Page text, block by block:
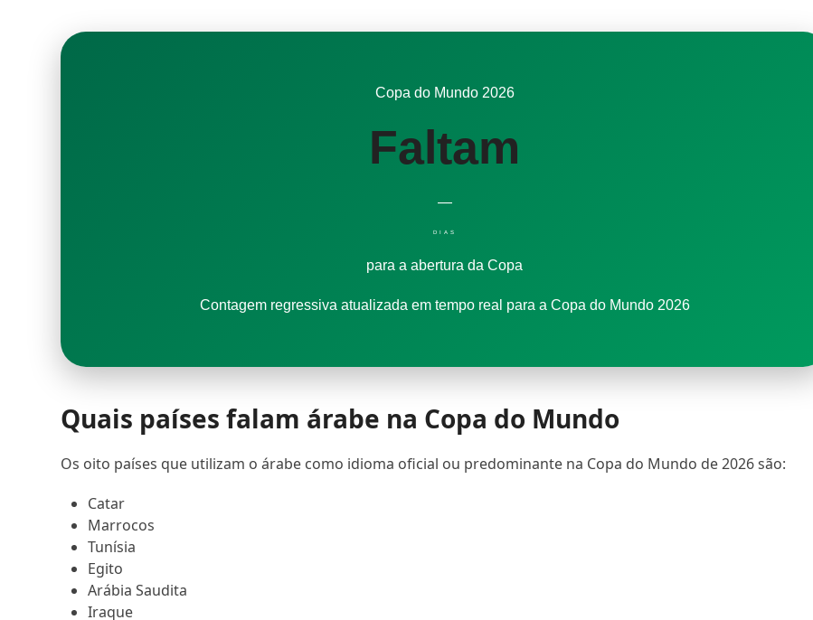
Copa do Mundo 2026
Faltam
—
DIAS
para a abertura da Copa
Contagem regressiva atualizada em tempo real para a Copa do Mundo 2026
Quais países falam árabe na Copa do Mundo
Os oito países que utilizam o árabe como idioma oficial ou predominante na Copa do Mundo de 2026 são:
Catar
Marrocos
Tunísia
Egito
Arábia Saudita
Iraque